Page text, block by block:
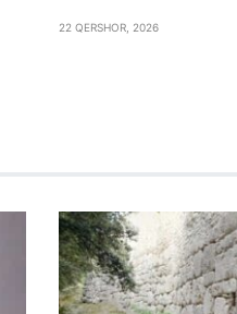
22 QERSHOR, 2026